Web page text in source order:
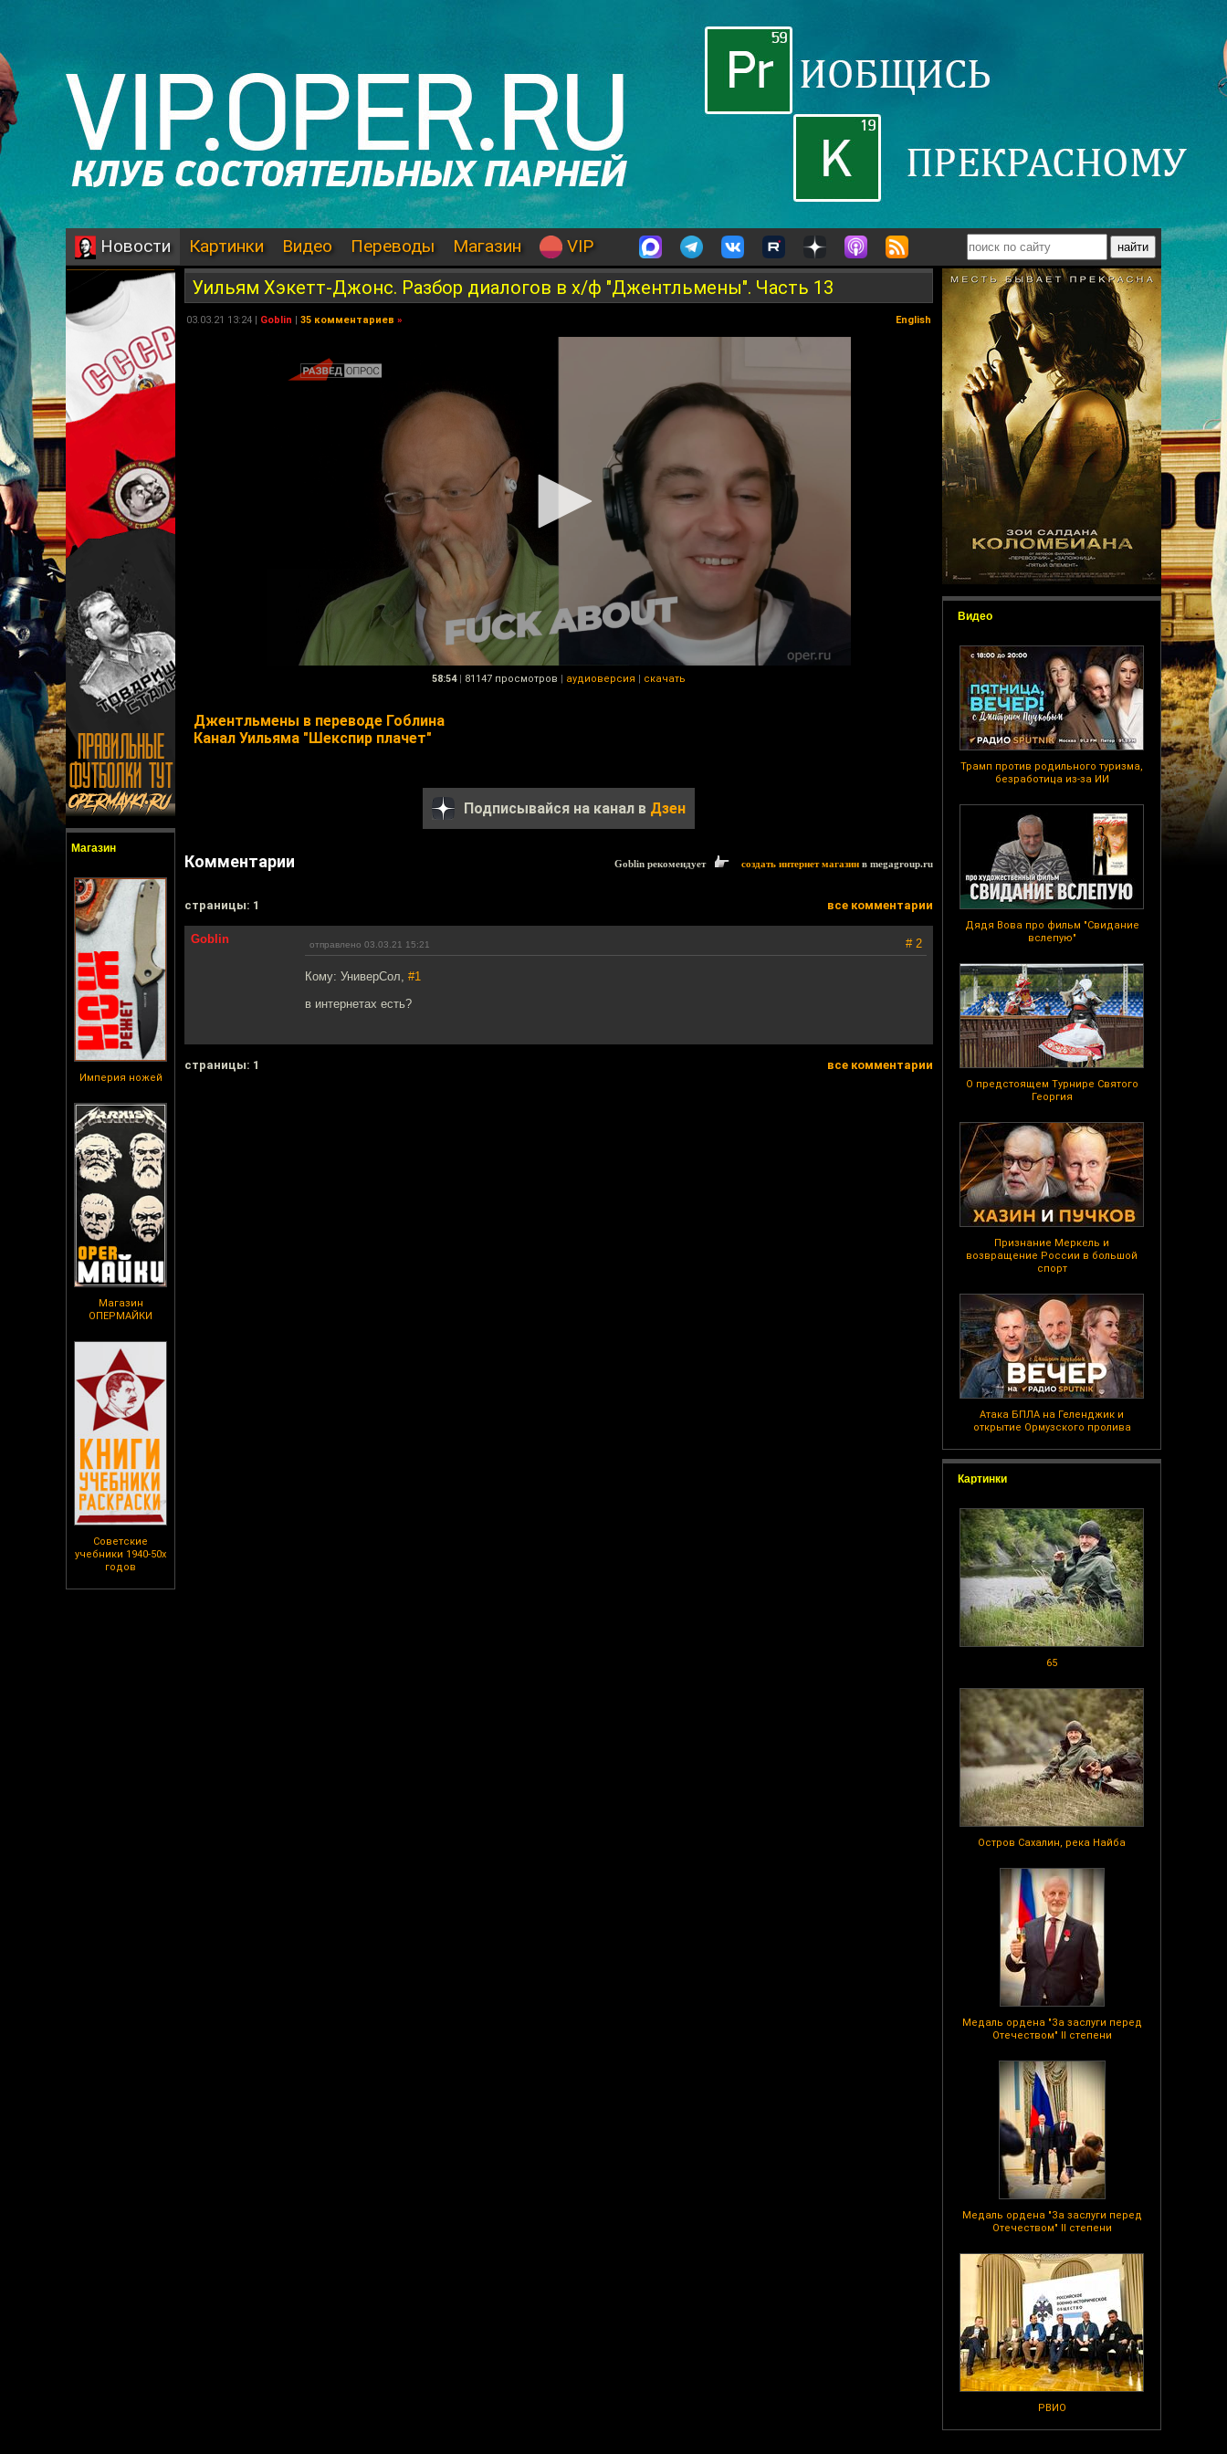
Новости Картинки Видео Переводы Магазин VIP
Магазин
Империя ножей
Магазин
ОПЕРМАЙКИ
Советские
учебники 1940-50х
годов
Видео
Трамп против родильного туризма,
безработица из-за ИИ
Дядя Вова про фильм "Свидание
вслепую"
О предстоящем Турнире Святого
Георгия
Признание Меркель и
возвращение России в большой
спорт
Атака БПЛА на Геленджик и
открытие Ормузского пролива
Картинки
65
Остров Сахалин, река Найба
Медаль ордена "За заслуги перед
Отечеством" II степени
Медаль ордена "За заслуги перед
Отечеством" II степени
РВИО
Уильям Хэкетт-Джонс. Разбор диалогов в х/ф "Джентльмены". Часть 13
03.03.21 13:24 | Goblin | 35 комментариев » English
58:54 | 81147 просмотров | аудиоверсия | скачать
Джентльмены в переводе Гоблина
Канал Уильяма "Шекспир плачет"
Подписывайся на канал в Дзен
Комментарии Goblin рекомендует создать интернет магазин в megagroup.ru
cтраницы: 1 все комментарии
Goblin отправлено 03.03.21 15:21 # 2
Кому: УниверСол, #1
в интернетах есть?
cтраницы: 1 все комментарии